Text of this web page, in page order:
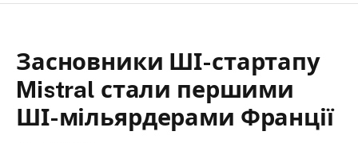
Засновники ШІ-стартапу
Mistral стали першими
ШІ-мільярдерами Франції